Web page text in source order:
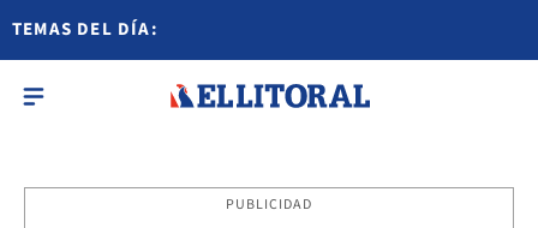
TEMAS DEL DÍA:
PUBLICIDAD